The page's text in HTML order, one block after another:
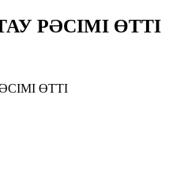
РӘСІМІ ӨТТІ
ӨТТІ